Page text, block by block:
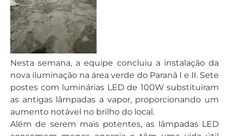
Nesta semana, a equipe concluiu a instalação da
nova iluminação na área verde do Paranã I e II. Sete
postes com luminárias LED de 100W substituíram
as antigas lâmpadas a vapor, proporcionando um
aumento notável no brilho do local.
Além de serem mais potentes, as lâmpadas LED